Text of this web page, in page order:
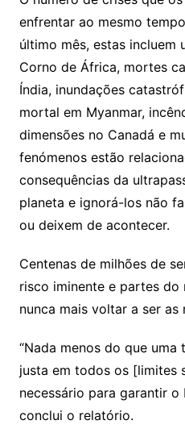
enfrentar ao mesmo
último mês, estas incluem
Corno de África, mortes
Índia, inundações
mortal em Myanmar,
dimensões no Canadá e
fenómenos estão
consequências da
planeta e ignorá-los não
ou deixem de acontecer.
Centenas de milhões de
risco iminente e partes do
nunca mais voltar a ser as
“Nada menos do que
justa em todos os [limites
necessário para garantir o
conclui o relatório.